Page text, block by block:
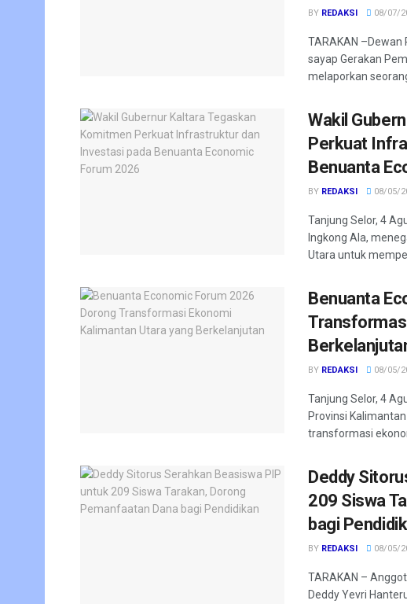
BY REDAKSI 08/07/
TARAKAN –Dewan
sayap Gerakan
melaporkan
Wakil
Perkuat
Benuanta
BY REDAKSI 08/05/
Tanjung Selor, 4
Ingkong Ala,
Utara untuk
Benuanta
BY REDAKSI 08/05/
Tanjung Selor, 4
Provinsi
transformasi
Deddy
209 Siswa
bagi
BY REDAKSI 08/05/
TARAKAN –
Deddy Yevri